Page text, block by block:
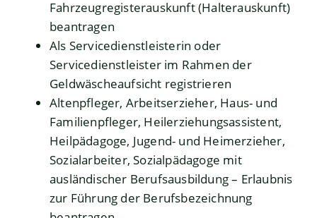
Fahrzeugregisterauskunft (Halterauskunft)
beantragen
Als Servicedienstleisterin oder
Servicedienstleister im Rahmen der
Geldwäscheaufsicht registrieren
Altenpfleger, Arbeitserzieher, Haus- und
Familienpfleger, Heilerziehungsassistent,
Heilpädagoge, Jugend- und Heimerzieher,
Sozialarbeiter, Sozialpädagoge mit
ausländischer Berufsausbildung – Erlaubnis
zur Führung der Berufsbezeichnung